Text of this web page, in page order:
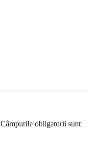
Câmpurile obligatorii sunt